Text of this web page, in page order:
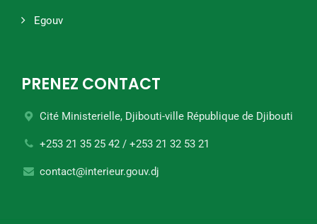
Egouv
PRENEZ CONTACT
Cité Ministerielle, Djibouti-ville République de Djibouti
+253 21 35 25 42 / +253 21 32 53 21
contact@interieur.gouv.dj